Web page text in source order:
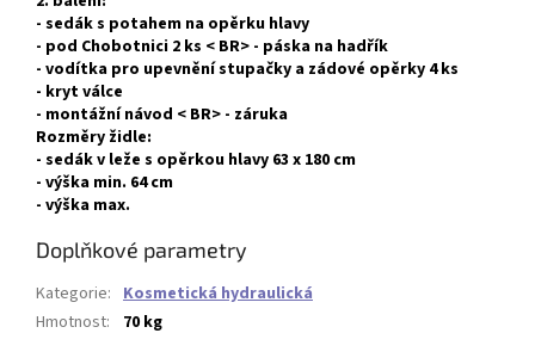
- sedák s potahem na opěrku hlavy
- pod Chobotnici 2 ks < BR> - páska na hadřík
- vodítka pro upevnění stupačky a zádové opěrky 4 ks
- kryt válce
- montážní návod < BR> - záruka
Rozměry židle:
- sedák v leže s opěrkou hlavy 63 x 180 cm
- výška min. 64 cm
- výška max.
Doplňkové parametry
Kategorie: Kosmetická hydraulická
Hmotnost: 70 kg